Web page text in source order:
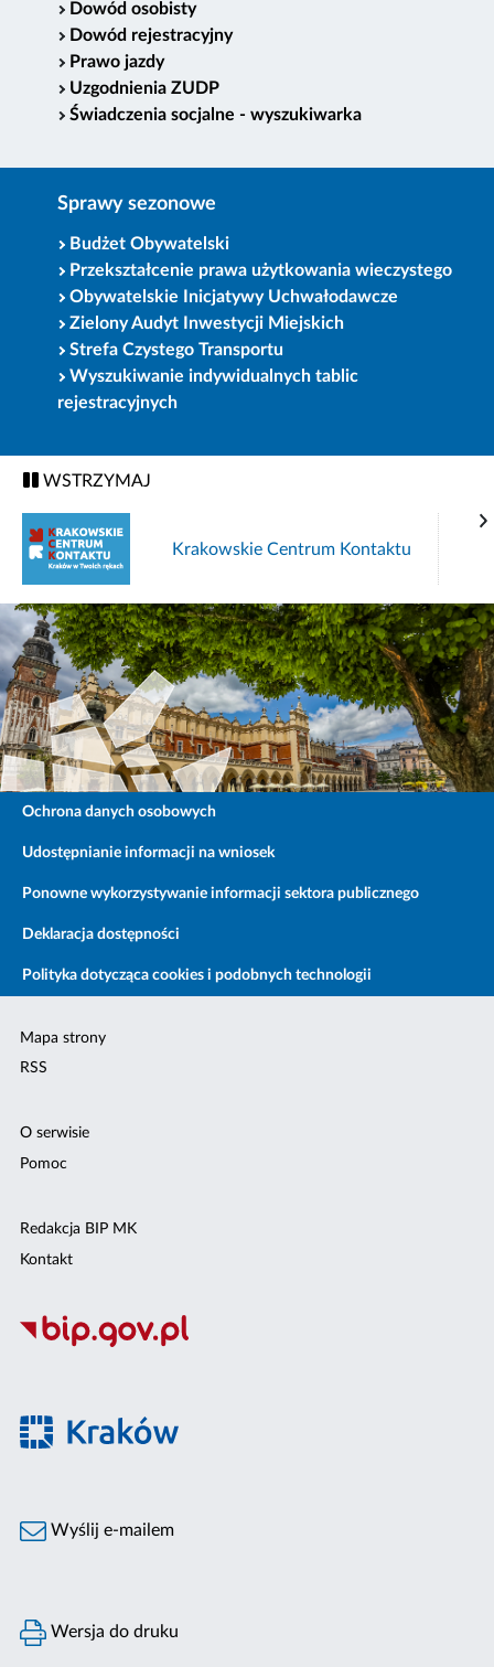
Dowód osobisty
Dowód rejestracyjny
Prawo jazdy
Uzgodnienia ZUDP
Świadczenia socjalne - wyszukiwarka
Sprawy sezonowe
Budżet Obywatelski
Przekształcenie prawa użytkowania wieczystego
Obywatelskie Inicjatywy Uchwałodawcze
Zielony Audyt Inwestycji Miejskich
Strefa Czystego Transportu
Wyszukiwanie indywidualnych tablic
rejestracyjnych
WSTRZYMAJ
Krakowskie Centrum Kontaktu
Ochrona danych osobowych
Udostępnianie informacji na wniosek
Ponowne wykorzystywanie informacji sektora publicznego
Deklaracja dostępności
Polityka dotycząca cookies i podobnych technologii
Mapa strony
RSS
O serwisie
Pomoc
Redakcja BIP MK
Kontakt
Wyślij e-mailem
Wersja do druku